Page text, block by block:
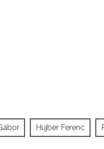
Hujber Ferenc